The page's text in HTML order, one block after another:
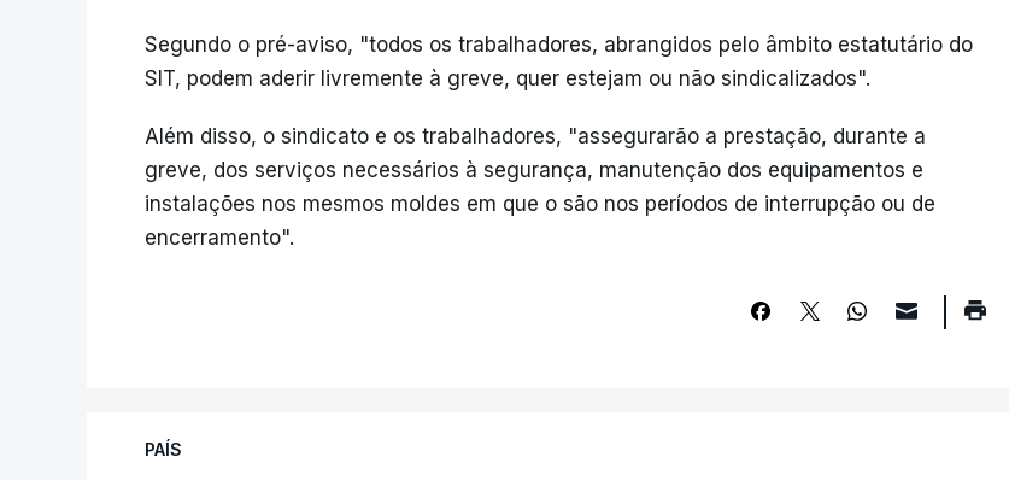
Segundo o pré-aviso, "todos os trabalhadores, abrangidos pelo âmbito estatutário do
SIT, podem aderir livremente à greve, quer estejam ou não sindicalizados".
Além disso, o sindicato e os trabalhadores, "assegurarão a prestação, durante a
greve, dos serviços necessários à segurança, manutenção dos equipamentos e
instalações nos mesmos moldes em que o são nos períodos de interrupção ou de
encerramento".
PAÍS